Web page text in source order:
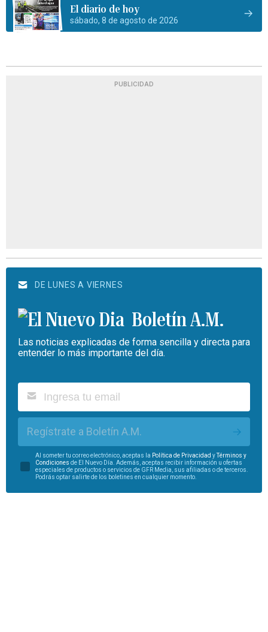
El diario de hoy
sábado, 8 de agosto de 2026
PUBLICIDAD
DE LUNES A VIERNES
Boletín A.M.
Las noticias explicadas de forma sencilla y directa para
entender lo más importante del día.
Regístrate a Boletín A.M.
Al someter tu correo electrónico, aceptas la Política de Privacidad yTérminos y
Condiciones de El Nuevo Día. Además, aceptas recibir información u ofertas
especiales de productos o servicios de GFR Media, sus afiliadas o de terceros.
Podrás optar salirte de los boletines en cualquier momento.